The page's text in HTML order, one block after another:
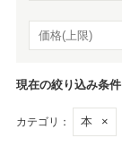
現在の絞り込み条件
カテゴリ： 本 ×